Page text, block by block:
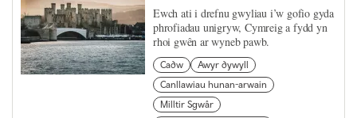
Ewch ati i drefnu gwyliau i’w gofio gyda
phrofiadau unigryw, Cymreig a fydd yn
rhoi gwên ar wyneb pawb.
Cadw
Awyr dywyll
Canllawiau hunan-arwain
Milltir Sgwâr